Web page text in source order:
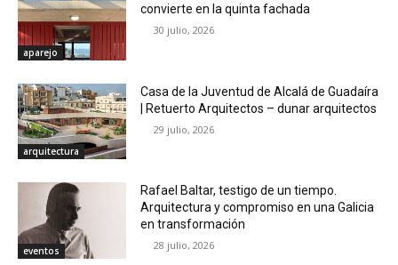
aparejo
convierte en la quinta fachada
30 julio, 2026
arquitectura
Casa de la Juventud de Alcalá de Guadaíra
| Retuerto Arquitectos – dunar arquitectos
29 julio, 2026
eventos
Rafael Baltar, testigo de un tiempo.
Arquitectura y compromiso en una Galicia
en transformación
28 julio, 2026